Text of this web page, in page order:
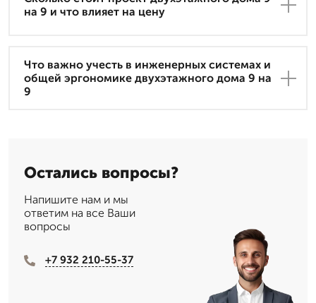
на 9 и что влияет на цену
Что важно учесть в инженерных системах и
общей эргономике двухэтажного дома 9 на
9
Остались вопросы?
Напишите нам и мы
ответим на все Ваши
вопросы
+7 932 210-55-37